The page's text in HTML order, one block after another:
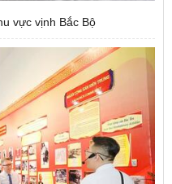
vực vịnh Bắc Bộ